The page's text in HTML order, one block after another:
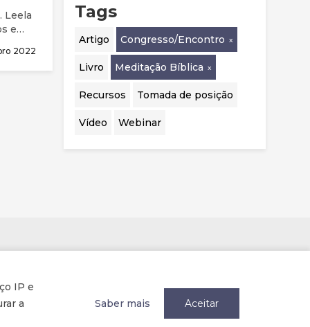
IP e
a
Saber mais Aceitar
Leela
e
2022
Tags
Artigo Congresso/Encontro
Livro Meditação Bíblica
Recursos Tomada de posição
Vídeo Webinar